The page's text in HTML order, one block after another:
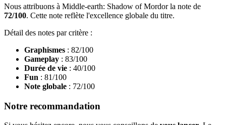
Nous attribuons à Middle-earth: Shadow of Mordor la note de
72/100. Cette note reflète l'excellence globale du titre.
Détail des notes par critère :
Graphismes : 82/100
Gameplay : 83/100
Durée de vie : 40/100
Fun : 81/100
Note globale : 72/100
Notre recommandation